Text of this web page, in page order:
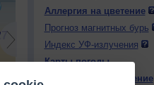
+29 +29 +27
Аллергия на цветение
Прогноз магнитных бурь
Индекс УФ-излучения
Карты погоды
Атмосферное давление